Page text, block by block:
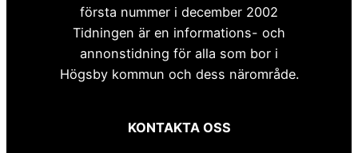
första nummer i december 2002
Tidningen är en informations- och
annonstidning för alla som bor i
Högsby kommun och dess närområde.
KONTAKTA OSS